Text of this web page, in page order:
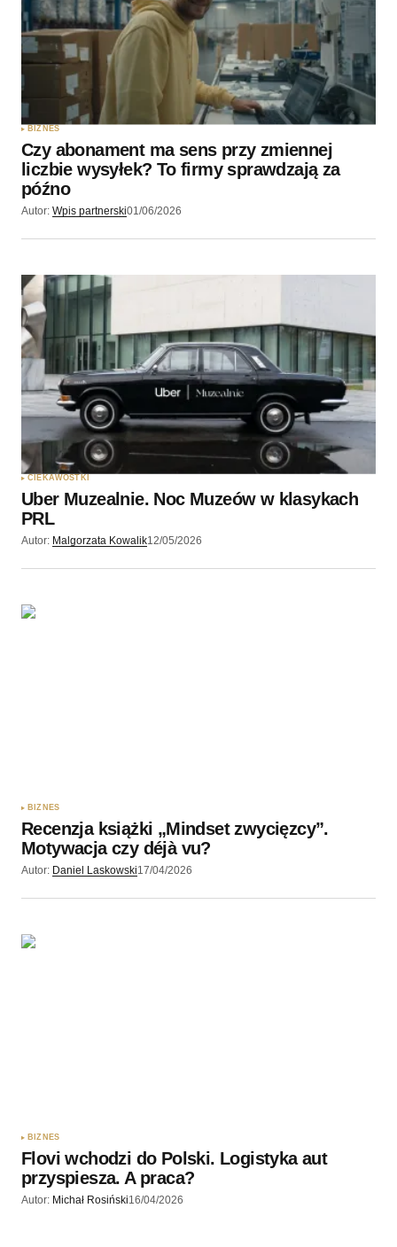
BIZNES
Czy abonament ma sens przy zmiennej
liczbie wysyłek? To firmy sprawdzają za
późno
Autor: Wpis partnerski01/06/2026
CIEKAWOSTKI
Uber Muzealnie. Noc Muzeów w klasykach
PRL
Autor: Malgorzata Kowalik12/05/2026
BIZNES
Recenzja książki „Mindset zwycięzcy”.
Motywacja czy déjà vu?
Autor: Daniel Laskowski17/04/2026
BIZNES
Flovi wchodzi do Polski. Logistyka aut
przyspiesza. A praca?
Autor: Michał Rosiński16/04/2026